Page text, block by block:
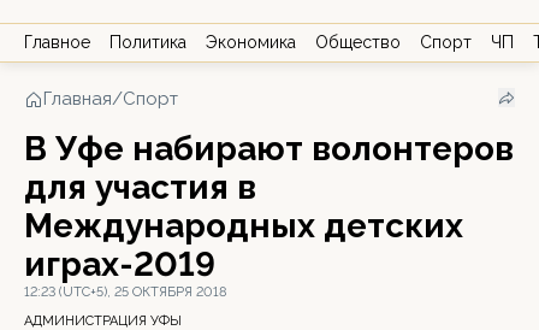
Главное Политика Экономика Общество Спорт ЧП
Главная/Спорт
В Уфе набирают волонтеров
для участия в
Международных детских
играх-2019
12:23 (UTC+5), 25 ОКТЯБРЯ 2018
АДМИНИСТРАЦИЯ УФЫ